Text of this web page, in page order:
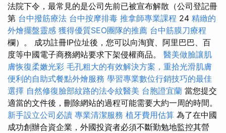
法院下令，最常見的是公司先前已被宣布解散（公司登記冊
第 台中撥筋療法 台中按摩排毒 推拿師專業課程 24 精緻的
外燴擺盤靈感 獲得優質SEO團隊的推薦 台中筋膜刀療程
欄）。 成功註冊IP位址後，您可以向淘寶、阿里巴巴、百
度等中國電子商務網站要求下架侵權商品。 醫美做臉讓肌
膚恢復柔嫩光彩 毛孔粗大的有效解決方案，重拾光滑肌膚
便利的自助式餐點外燴服務 學習專業數位行銷技巧的最佳
選擇 自然修復臉部紋路的法令紋醫美 台胞證宜蘭 當您提交
適當的文件後，刪除網站的過程可能需要大約一周的時間。
新手設立公司必讀 專業清潔服務 植牙費用估算 為了在中國
成功創辦合資企業，外國投資者必須不斷勤勉地監控其營